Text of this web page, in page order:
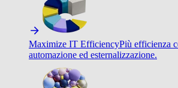
Maximize IT EfficiencyPiù efficienza
automazione ed esternalizzazione.